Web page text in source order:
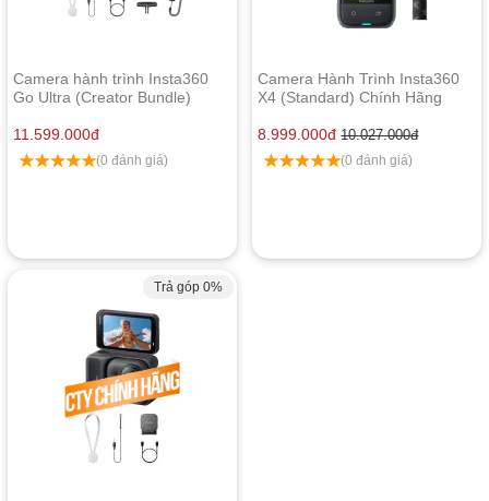
Camera hành trình Insta360
Go Ultra (Creator Bundle)
11.599.000đ
(0 đánh giá)
Camera Hành Trình Insta360
X4 (Standard) Chính Hãng
8.999.000đ 10.027.000đ
(0 đánh giá)
Trả góp 0%